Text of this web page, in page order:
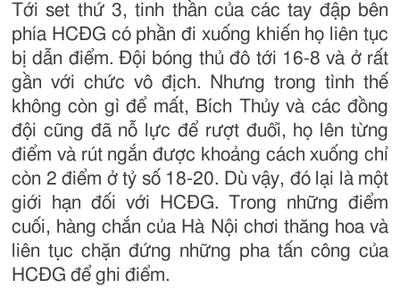
Tới set thứ 3, tinh thần của các tay đập bên
phía HCĐG có phần đi xuống khiến họ liên tục
bị dẫn điểm. Đội bóng thủ đô tới 16-8 và ở rất
gần với chức vô địch. Nhưng trong tình thế
không còn gì để mất, Bích Thủy và các đồng
đội cũng đã nỗ lực để rượt đuổi, họ lên từng
điểm và rút ngắn được khoảng cách xuống chỉ
còn 2 điểm ở tỷ số 18-20. Dù vậy, đó lại là một
giới hạn đối với HCĐG. Trong những điểm
cuối, hàng chắn của Hà Nội chơi thăng hoa và
liên tục chặn đứng những pha tấn công của
HCĐG để ghi điểm.